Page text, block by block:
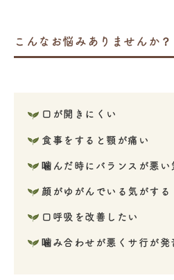
こんなお悩みありませんか？
口が開きにくい
食事をすると顎が痛い
噛んだ時にバランスが悪い
顔がゆがんでいる気がする
口呼吸を改善したい
噛み合わせが悪くサ行が発